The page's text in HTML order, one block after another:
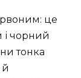
це
і чорний
тонка
й